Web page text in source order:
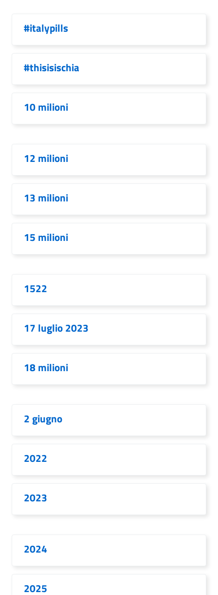
#italypills
#thisisischia
10 milioni
12 milioni
13 milioni
15 milioni
1522
17 luglio 2023
18 milioni
2 giugno
2022
2023
2024
2025